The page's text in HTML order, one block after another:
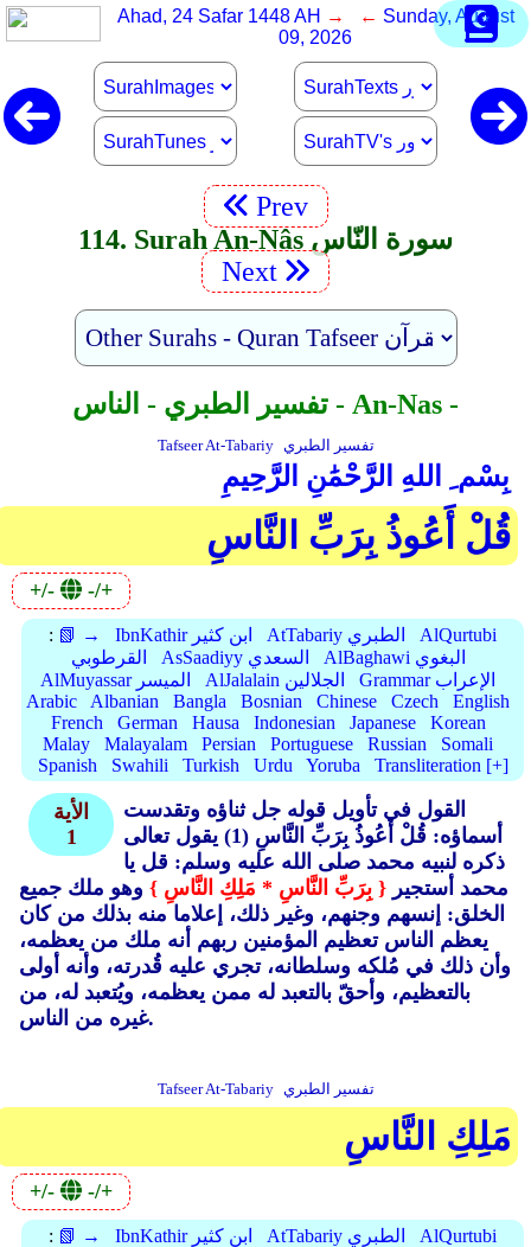
Ahad, 24 Safar 1448 AH → ← Sunday, August
09, 2026
Prev
114. Surah An-Nâs سورة النّاس
Next
تفسير الطبري - الناس - An-Nas -
Tafseer At-Tabariy تفسير الطبري
بِسْم ِ اللهِ الرَّحْمَٰنِ الرَّحِيمِ
قُلْ أَعُوذُ بِرَبِّ النَّاسِ
+/- -/+
: 📗 → IbnKathir ابن كثير AtTabariy الطبري
AlQurtubi
القرطوبي
AsSaadiyy السعدي
AlBaghawi البغوي
AlMuyassar الميسر
AlJalalain الجلالين
Grammar الإعراب
Arabic
Albanian Bangla Bosnian Chinese Czech
English
French
German Hausa Indonesian Japanese
Korean
Malay
Malayalam Persian Portuguese Russian
Somali
Spanish
Swahili Turkish Urdu Yoruba Transliteration [+]
الأية
1
القول في تأويل قوله جل ثناؤه وتقدست
أسماؤه: قُلْ أَعُوذُ بِرَبِّ النَّاسِ (1) يقول تعالى
ذكره لنبيه محمد صلى الله عليه وسلم: قل يا
محمد أستجير { بِرَبِّ النَّاسِ * مَلِكِ النَّاسِ } وهو ملك جميع
الخلق: إنسهم وجنهم، وغير ذلك، إعلاما منه بذلك من كان
يعظم الناس تعظيم المؤمنين ربهم أنه ملك من يعظمه،
وأن ذلك في مُلكه وسلطانه، تجري عليه قُدرته، وأنه أولى
بالتعظيم، وأحقّ بالتعبد له ممن يعظمه، ويُتعبد له، من
غيره من الناس.
Tafseer At-Tabariy تفسير الطبري
مَلِكِ النَّاسِ
+/- -/+
: 📗 → IbnKathir ابن كثير AtTabariy الطبري
AlQurtubi